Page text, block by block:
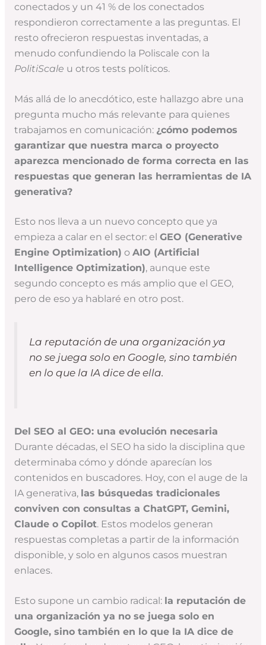
conectados y un 41 % de los conectados
respondieron correctamente a las preguntas. El
resto ofrecieron respuestas inventadas, a
menudo confundiendo la Poliscale con la
PolitiScale u otros tests políticos.
Más allá de lo anecdótico, este hallazgo abre una
pregunta mucho más relevante para quienes
trabajamos en comunicación: ¿cómo podemos
garantizar que nuestra marca o proyecto
aparezca mencionado de forma correcta en las
respuestas que generan las herramientas de IA
generativa?
Esto nos lleva a un nuevo concepto que ya
empieza a calar en el sector: el GEO (Generative
Engine Optimization) o AIO (Artificial
Intelligence Optimization), aunque este
segundo concepto es más amplio que el GEO,
pero de eso ya hablaré en otro post.
La reputación de una organización ya
no se juega solo en Google, sino también
en lo que la IA dice de ella.
Del SEO al GEO: una evolución necesaria
Durante décadas, el SEO ha sido la disciplina que
determinaba cómo y dónde aparecían los
contenidos en buscadores. Hoy, con el auge de la
IA generativa, las búsquedas tradicionales
conviven con consultas a ChatGPT, Gemini,
Claude o Copilot. Estos modelos generan
respuestas completas a partir de la información
disponible, y solo en algunos casos muestran
enlaces.
Esto supone un cambio radical: la reputación de
una organización ya no se juega solo en
Google, sino también en lo que la IA dice de